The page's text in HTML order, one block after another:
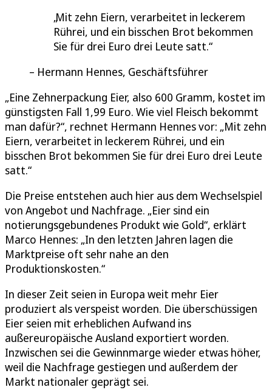
Mit zehn Eiern, verarbeitet in leckerem
Rührei, und ein bisschen Brot bekommen
Sie für drei Euro drei Leute satt.
Hermann Hennes, Geschäftsführer
„Eine Zehnerpackung Eier, also 600 Gramm, kostet im
günstigsten Fall 1,99 Euro. Wie viel Fleisch bekommt
man dafür?“, rechnet Hermann Hennes vor: „Mit zehn
Eiern, verarbeitet in leckerem Rührei, und ein
bisschen Brot bekommen Sie für drei Euro drei Leute
satt.“
Die Preise entstehen auch hier aus dem Wechselspiel
von Angebot und Nachfrage. „Eier sind ein
notierungsgebundenes Produkt wie Gold“, erklärt
Marco Hennes: „In den letzten Jahren lagen die
Marktpreise oft sehr nahe an den
Produktionskosten.“
In dieser Zeit seien in Europa weit mehr Eier
produziert als verspeist worden. Die überschüssigen
Eier seien mit erheblichen Aufwand ins
außereuropäische Ausland exportiert worden.
Inzwischen sei die Gewinnmarge wieder etwas höher,
weil die Nachfrage gestiegen und außerdem der
Markt nationaler geprägt sei.